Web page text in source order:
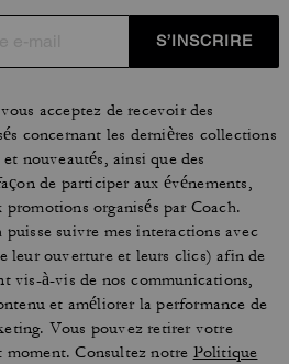
S’INSCRIRE
acceptez de recevoir des
concernant les dernières collections
nouveautés, ainsi que des
de participer aux événements,
promotions organisés par Coach.
puisse suivre mes interactions avec
leur ouverture et leurs clics) afin de
vis-à-vis de nos communications,
et améliorer la performance de
Vous pouvez retirer votre
moment. Consultez notre Politique